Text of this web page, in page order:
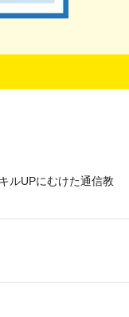
ルUPにむけた通信教